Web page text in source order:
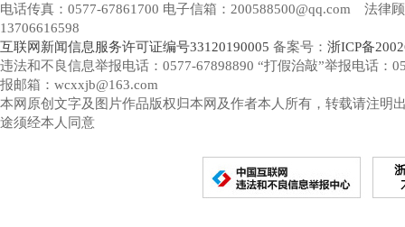
电话传真：0577-67861700 电子信箱：200588500@qq.com 法律
13706616598
互联网新闻信息服务许可证编号33120190005 备案号： 浙ICP备
违法和不良信息举报电话：0577-67898890 “打假治敲”举报电话：
报邮箱：wcxxjb@163.com
本网原创文字及图片作品版权归本网及作者本人所有，转载请注明
途须经本人同意